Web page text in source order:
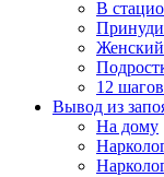
В
Женский
12
Вывод из
На дому